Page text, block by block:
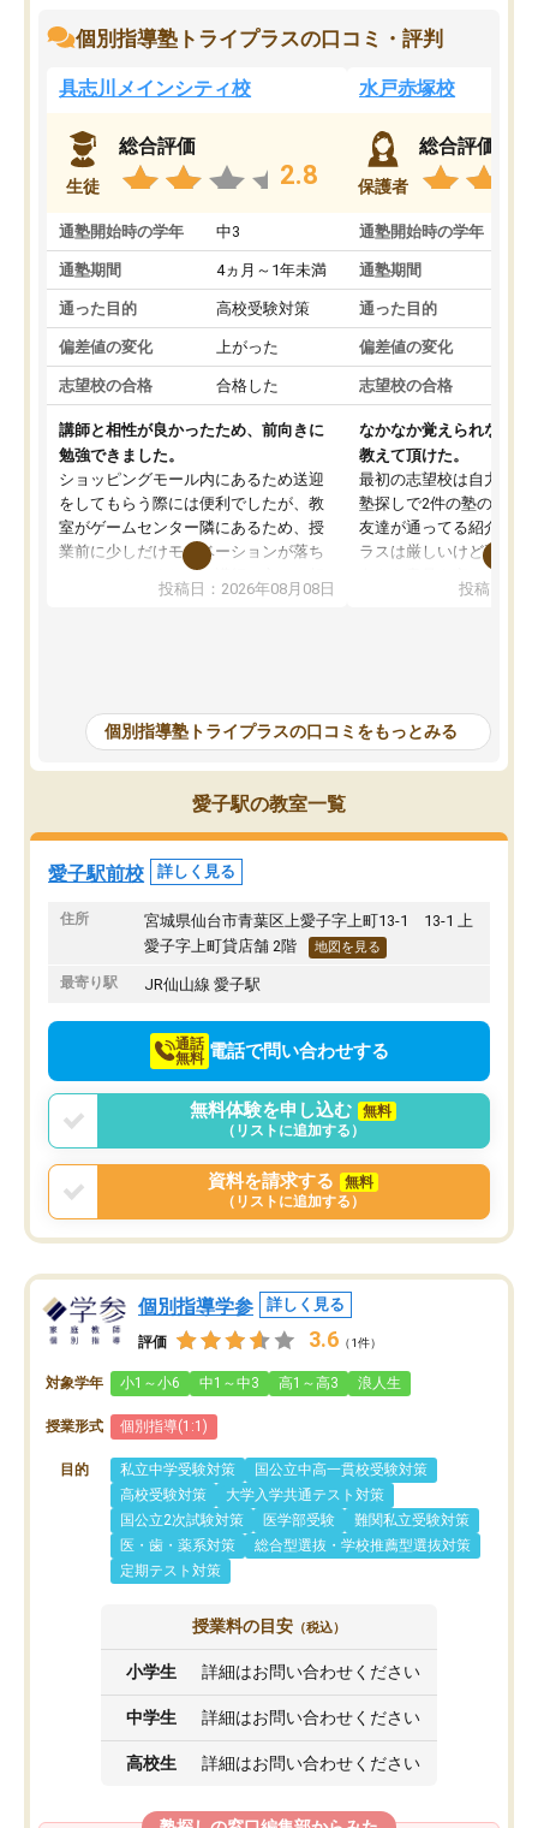
個別指導塾トライプラスの口コミ・評判
具志川メインシティ校
生徒
総合評価
2.8
通塾開始時の学年 中3
通塾期間 4ヵ月～1年未満
通った目的 高校受験対策
偏差値の変化 上がった
志望校の合格 合格した
講師と相性が良かったため、前向きに
勉強できました。
ショッピングモール内にあるため送迎
をしてもらう際には便利でしたが、教
室がゲームセンター隣にあるため、授
業前に少しだけモチベーションが落ち
ることもありました。講師の方とは相
性が良かったため、とても話しやすく
た。難しい問題では解説をより細かく
書いてくれたりと、生徒一人一人に合
った授業を考えてくれます。
投稿日：2026年08月08日
水戸赤塚校
保護者
総合評価
通塾開始時の学年
通塾期間
通った目的
偏差値の変化
志望校の合格
なかなか覚えられなかっ
教えて頂けた。
最初の志望校は自力では
塾探しで2件の塾の説明
友達が通ってる紹介で行
ラスは厳しいけど頑張れ
希望のある方に決めま
を教えて頂き出来ないこ
うになった、覚えられた
ころ見て、見捨てず教え
方で通ってよかったと思
投稿日：
個別指導塾トライプラスの口コミをもっとみる
愛子駅の教室一覧
愛子駅前校 詳しく見る
住所
宮城県仙台市青葉区上愛子字上町13-1 13-1 上
愛子字上町貸店舗 2階
地図を見る
最寄り駅 JR仙山線 愛子駅
通話
無料 電話で問い合わせする
無料体験を申し込む
無料
（リストに追加する）
資料を請求する
無料
（リストに追加する）
個別指導学参 詳しく見る
評価 3.6 （1件）
対象学年 小1～小6 中1～中3 高1～高3 浪人生
授業形式 個別指導(1:1)
目的 私立中学受験対策
国公立中高一貫校受験対策
高校受験対策
大学入学共通テスト対策
国公立2次試験対策
医学部受験
難関私立受験対策
医・歯・薬系対策
総合型選抜・学校推薦型選抜対策
定期テスト対策
授業料の目安 （税込）
小学生 詳細はお問い合わせください
中学生 詳細はお問い合わせください
高校生 詳細はお問い合わせください